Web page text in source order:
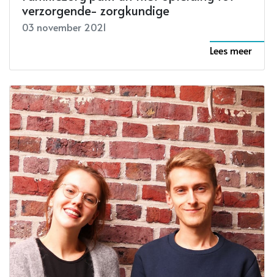
verzorgende- zorgkundige
03 november 2021
Lees meer